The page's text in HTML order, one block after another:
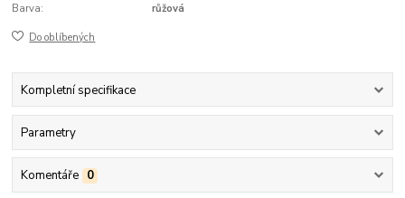
Barva:
růžová
Do oblíbených
Kompletní specifikace
Parametry
Komentáře 0